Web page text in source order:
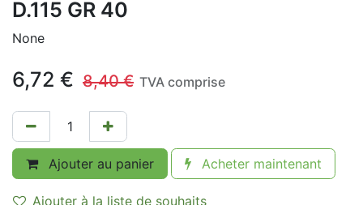
D.115 GR 40
None
6,72 € 8,40€ TVA comprise
Ajouter au panier Acheter maintenant
Ajouter à la liste de souhaits